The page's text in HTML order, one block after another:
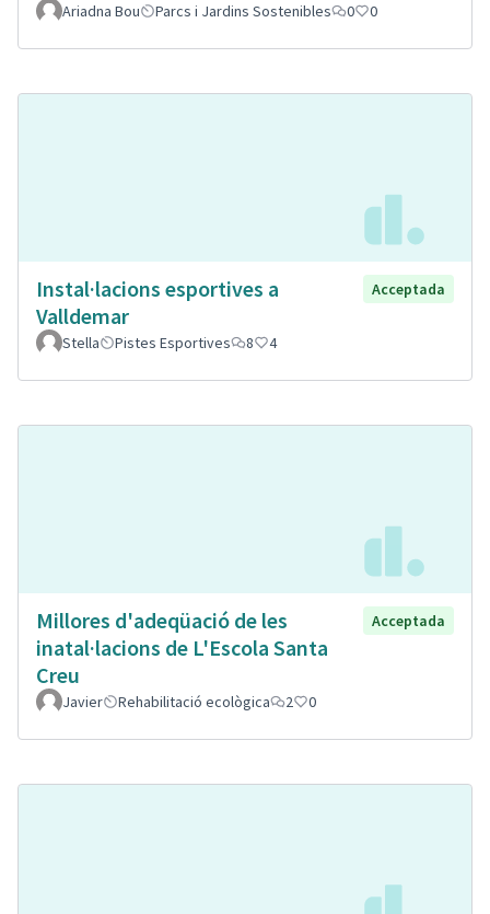
Ariadna Bou Parcs i Jardins Sostenibles 0 0
Instal·lacions esportives a
Valldemar
Acceptada
Stella Pistes Esportives 8 4
Millores d'adeqüació de les
inatal·lacions de L'Escola Santa
Creu
Acceptada
Javier Rehabilitació ecològica 2 0